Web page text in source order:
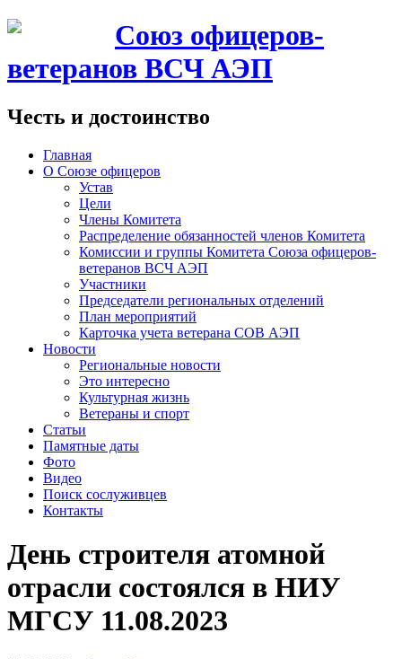
Союз офицеров-
ветеранов ВСЧ АЭП
Честь и достоинство
Главная
О Союзе офицеров
Устав
Цели
Члены Комитета
Распределение обязанностей членов Комитета
Комиссии и группы Комитета Союза офицеров-
ветеранов ВСЧ АЭП
Участники
Председатели региональных отделений
План мероприятий
Карточка учета ветерана CОВ АЭП
Новости
Региональные новости
Это интересно
Культурная жизнь
Ветераны и спорт
Статьи
Памятные даты
Фото
Видео
Поиск сослуживцев
Контакты
День строителя атомной
отрасли состоялся в НИУ
МГСУ 11.08.2023